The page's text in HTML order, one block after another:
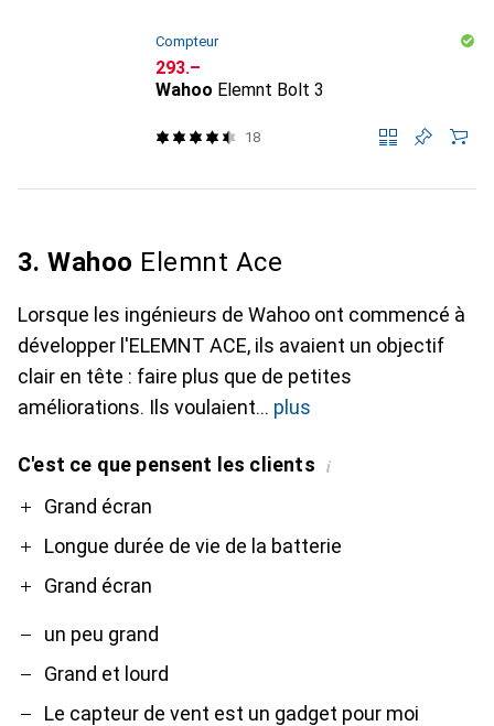
Compteur
CHF
293.–
Wahoo Elemnt Bolt 3
18
3. Wahoo Elemnt Ace
Lorsque les ingénieurs de Wahoo ont commencé à
développer l'ELEMNT ACE, ils avaient un objectif
clair en tête : faire plus que de petites
améliorations. Ils voulaient
plus
C'est ce que pensent les clients i
ProGrand écran
Longue durée de vie de la batterie
Grand écran
Contre
un peu grand
Grand et lourd
Le capteur de vent est un gadget pour moi